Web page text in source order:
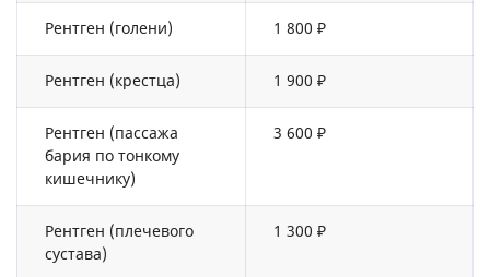
Рентген (голени) 1 800 ₽
Рентген (крестца) 1 900 ₽
Рентген (пассажа
бария по тонкому
кишечнику)
3 600 ₽
Рентген (плечевого
сустава)
1 300 ₽